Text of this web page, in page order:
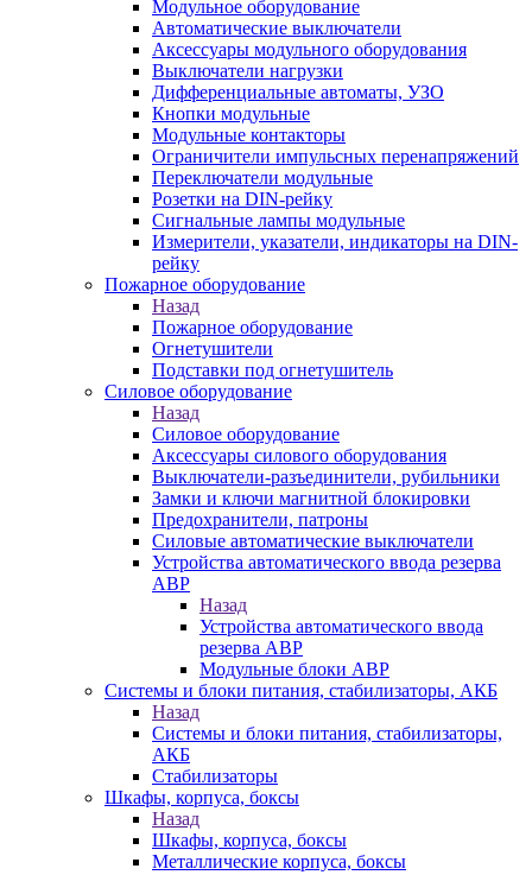
Модульное оборудование
Автоматические выключатели
Аксессуары модульного оборудования
Выключатели нагрузки
Дифференциальные автоматы, УЗО
Кнопки модульные
Модульные контакторы
Ограничители импульсных перенапряжений
Переключатели модульные
Розетки на DIN-рейку
Сигнальные лампы модульные
Измерители, указатели, индикаторы на DIN-
рейку
Пожарное оборудование
Назад
Пожарное оборудование
Огнетушители
Подставки под огнетушитель
Силовое оборудование
Назад
Силовое оборудование
Аксессуары силового оборудования
Выключатели-разъединители, рубильники
Замки и ключи магнитной блокировки
Предохранители, патроны
Силовые автоматические выключатели
Устройства автоматического ввода резерва
АВР
Назад
Устройства автоматического ввода
резерва АВР
Модульные блоки АВР
Системы и блоки питания, стабилизаторы, АКБ
Назад
Системы и блоки питания, стабилизаторы,
АКБ
Стабилизаторы
Шкафы, корпуса, боксы
Назад
Шкафы, корпуса, боксы
Металлические корпуса, боксы